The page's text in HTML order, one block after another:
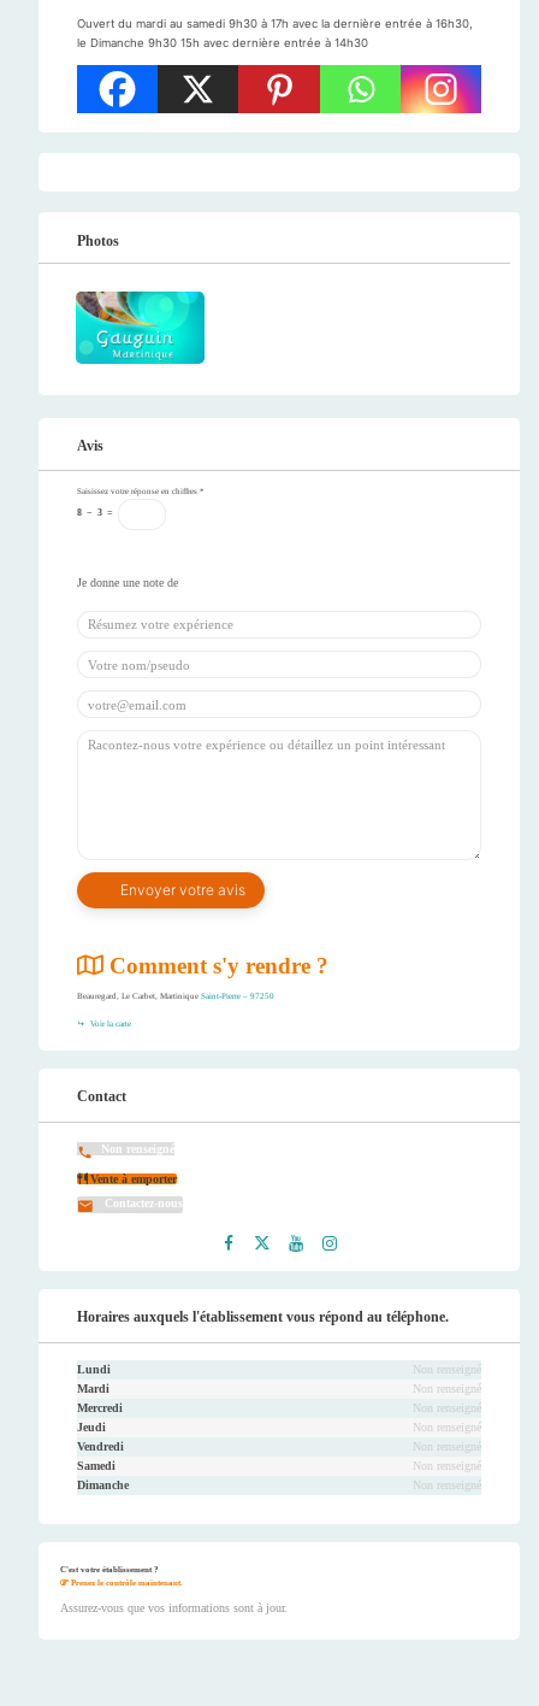
Ouvert du mardi au samedi 9h30 à 17h avec la dernière entrée à 16h30,
le Dimanche 9h30 15h avec dernière entrée à 14h30
Photos
Avis
Saisissez votre réponse en chiffres *
8 − 3 =
Comment s'y rendre ?
Beauregard, Le Carbet, Martinique Saint-Pierre – 97250
Voir la carte
Contact
Non renseigné
Vente à emporter
Contactez-nous
ook
er
be
ram
Horaires auxquels l'établissement vous répond au téléphone.
Lundi
Non renseigné
Mardi
Non renseigné
Mercredi
Non renseigné
Jeudi
Non renseigné
Vendredi
Non renseigné
Samedi
Non renseigné
Dimanche
Non renseigné
C'est votre établissement ?
Prenez le contrôle maintenant.
Assurez-vous que vos informations sont à jour.